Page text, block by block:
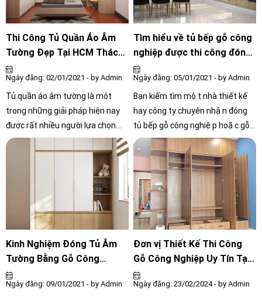
thọ rất dễ xảy ra nếu chúng ta
không biết bảo quản đúng cách
Thi Công Tủ Quần Áo Âm
Tường Đẹp Tại HCM Thách
Thức Mọi Không Gian cho
ngôi nhà
Ngày đăng: 02/01/2021 - by Admin
Tủ quần áo âm tường là một
trong những giải pháp hiện nay
được rất nhiều người lựa chọn
nhằm tiết kiệm diện tích cho căn
phòng, che đi những khuyết điểm
không vuông vức khi thiết kế, tạo
ra một không gian hiện đại.
Tìm hiểu về tủ bếp gỗ công
nghiệp được thi công đóng
mới thế nào cho nhà bếp
Ngày đăng: 05/01/2021 - by Admin
Bạn kiếm tìm một nhà thiết kế
hay công ty chuyên nhận đóng
tủ bếp gỗ công nghiệp hoặc gỗ
tự nhiên tại quận Gò Vấp với
chất lượng đảm bảo nhất và giá
phù hợp, và đặc biệt là dịch vụ
chăm sóc khách hàng cũng như
bảo hành lâu dài để yên tâm khi
đóng tủ bếp gỗ cho gia đình mình
gần quận Gò Vấp
Kinh Nghiệm Đóng Tủ Âm
Tường Bằng Gỗ Công
Nghiệp
Ngày đăng: 09/01/2021 - by Admin
Đơn vị Thiết Kế Thi Công
Gỗ Công Nghiệp Uy Tín Tại
HCM
Ngày đăng: 23/02/2024 - by Admin